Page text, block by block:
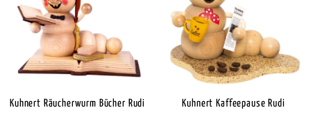
Kuhnert Räucherwurm Bücher Rudi Kuhnert Kaffeepause Rudi